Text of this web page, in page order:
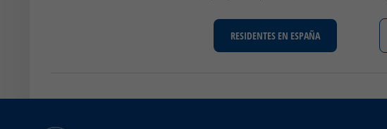
RESIDENTES EN ESPAÑA